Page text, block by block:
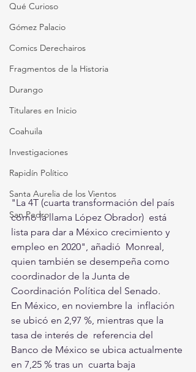
Qué Curioso
Gómez Palacio
Comics Derechairos
Fragmentos de la Historia
Durango
Titulares en Inicio
Coahuila
Investigaciones
Rapidín Político
Santa Aurelia de los Vientos
San Pedro
"La 4T (cuarta transformación del país
como la llama López Obrador)  está
lista para dar a México crecimiento y
empleo en 2020", añadió  Monreal,
quien también se desempeña como
coordinador de la Junta de
Coordinación Política del Senado.
En México, en noviembre la  inflación
se ubicó en 2,97 %, mientras que la
tasa de interés de  referencia del
Banco de México se ubica actualmente
en 7,25 % tras un  cuarta baja